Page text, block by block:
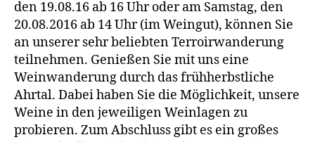
den 19.08.16 ab 16 Uhr oder am Samstag, den
20.08.2016 ab 14 Uhr (im Weingut), können Sie
an unserer sehr beliebten Terroirwanderung
teilnehmen. Genießen Sie mit uns eine
Weinwanderung durch das frühherbstliche
Ahrtal. Dabei haben Sie die Möglichkeit, unsere
Weine in den jeweiligen Weinlagen zu
probieren. Zum Abschluss gibt es ein großes